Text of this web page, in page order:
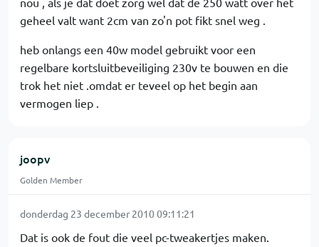
geheel valt want 2cm van zo'n pot fikt snel weg .
heb onlangs een 40w model gebruikt voor een
regelbare kortsluitbeveiliging 230v te bouwen en die
trok het niet .omdat er teveel op het begin aan
vermogen liep .
joopv
Golden Member
donderdag 23 december 2010 09:11:21
Dat is ook de fout die veel pc-tweakertjes maken.